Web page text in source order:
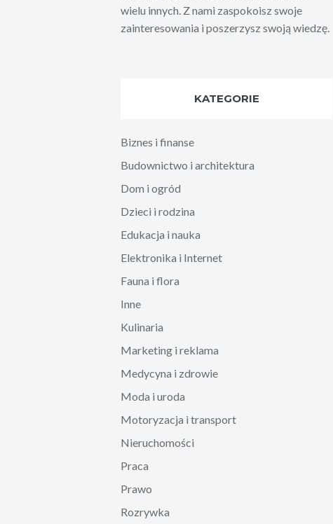
wielu innych. Z nami zaspokoisz swoje
zainteresowania i poszerzysz swoją wiedzę.
KATEGORIE
Biznes i finanse
Budownictwo i architektura
Dom i ogród
Dzieci i rodzina
Edukacja i nauka
Elektronika i Internet
Fauna i flora
Inne
Kulinaria
Marketing i reklama
Medycyna i zdrowie
Moda i uroda
Motoryzacja i transport
Nieruchomości
Praca
Prawo
Rozrywka